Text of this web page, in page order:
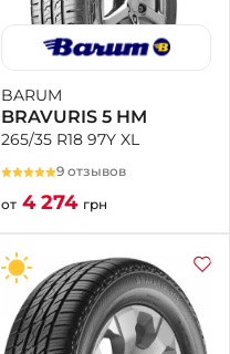
BARUM
BRAVURIS 5 HM
265/35 R18 97Y XL
9 отзывов
от 4 274 грн